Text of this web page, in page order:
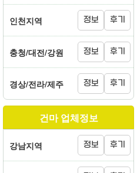
인천지역 정보 후기
충청/대전/강원 정보 후기
경상/전라/제주 정보 후기
건마 업체정보
강남지역 정보 후기